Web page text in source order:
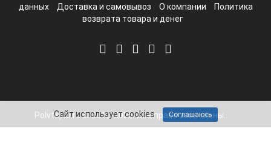
данных
Доставка и самовывоз О компании
Политика
возврата товара и денег
Polvteplo.ru © 2012-2025. Все права защищены.
Сайт использует cookies Соглашаюсь